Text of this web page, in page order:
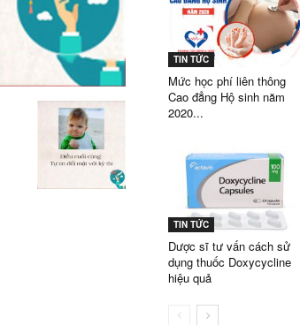
TIN TỨC
Mức học phí liên thông
Cao đẳng Hộ sinh năm
2020...
TIN TỨC
Dược sĩ tư vấn cách sử
dụng thuốc Doxycycline
hiệu quả